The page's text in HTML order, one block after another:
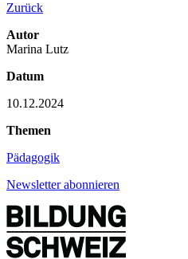
Zurück
Autor
Marina Lutz
Datum
10.12.2024
Themen
Pädagogik
Newsletter abonnieren